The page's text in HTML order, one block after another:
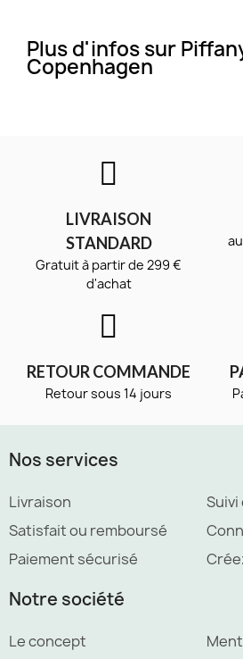
Plus d'infos sur
Copenhagen
LIVRAISON
STANDARD
Gratuit à partir de 299 €
d'achat
au
RETOUR COMMANDE
Retour sous 14 jours
Nos services
Livraison
Satisfait ou remboursé
Paiement sécurisé
Suivi
Notre société
Le concept